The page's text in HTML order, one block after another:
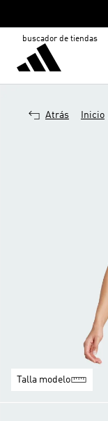
buscador de tiendas
Atrás Inicio
Talla modelo